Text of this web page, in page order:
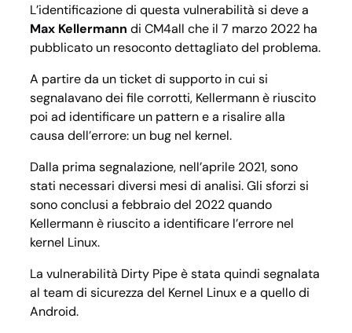
L’identificazione di questa vulnerabilità si deve a
Max Kellermann di CM4all che il 7 marzo 2022 ha
pubblicato un resoconto dettagliato del problema.
A partire da un ticket di supporto in cui si
segnalavano dei file corrotti, Kellermann è riuscito
poi ad identificare un pattern e a risalire alla
causa dell’errore: un bug nel kernel.
Dalla prima segnalazione, nell’aprile 2021, sono
stati necessari diversi mesi di analisi. Gli sforzi si
sono conclusi a febbraio del 2022 quando
Kellermann è riuscito a identificare l’errore nel
kernel Linux.
La vulnerabilità Dirty Pipe è stata quindi segnalata
al team di sicurezza del Kernel Linux e a quello di
Android.